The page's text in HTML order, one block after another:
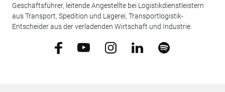
Geschäftsführer, leitende Angestellte bei Logistikdienstleistern
aus Transport, Spedition und Lagerei, Transportlogistik-
Entscheider aus der verladenden Wirtschaft und Industrie.